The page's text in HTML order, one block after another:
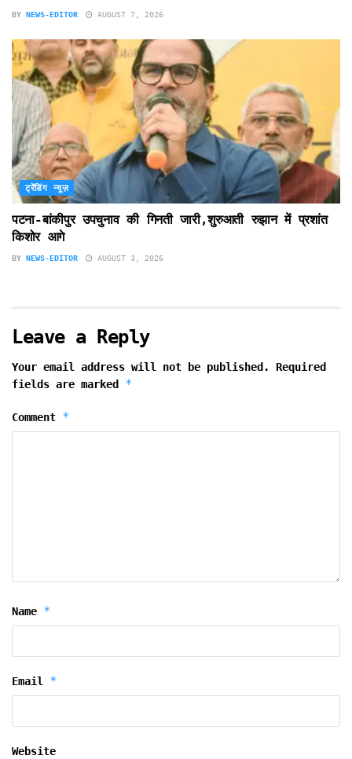
BY NEWS-EDITOR AUGUST 7, 2026
ट्रेंडिंग न्यूज़
पटना-बांकीपुर उपचुनाव की गिनती जारी,शुरुआती रुझान में प्रशांत
किशोर आगे
BY NEWS-EDITOR AUGUST 3, 2026
Leave a Reply
Your email address will not be published.
Required
fields are marked *
Comment *
Name *
Email *
Website